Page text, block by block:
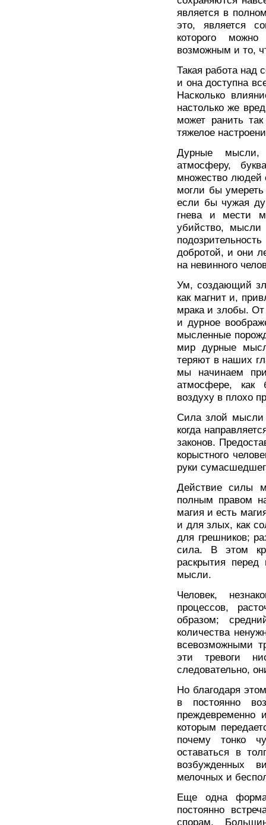
является в
это, является
которого
возможным и то,
Такая работа над
и она доступна
Насколько
настолько же
может ранить
тяжелое
Дурные мысли,
атмосферу,
множество людей
могли бы
если бы чужая
гнева и мести
убийство, мысли
добротой, и они
на невинного
Ум, создающий
как магнит и,
мрака и злобы. От
и дурное
мысленные
мир дурные
теряют в наших
мы начинаем
атмосфере, как
воздуху в плохо
Сила злой мысли
когда
законов.
корыстного
руки
Действие силы
полным правом
магия и есть
и для злых, как
для грешников;
сила. В этом
раскрытия перед
мысли.
Человек,
процессов,
образом;
количества
всевозможными
эти тревоги
следовательно,
Но благодаря
в постоянно
преждевременно
которым
почему тонко
оставаться в
возбужденных
мелочных и
Еще одна форма
постоянно
спорам.